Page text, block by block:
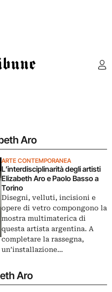
Aro
ARTE CONTEMPORANEA
L’interdisciplinarità degli artisti
Elizabeth Aro e Paolo Basso a
Torino
Disegni, velluti, incisioni e
opere di vetro compongono la
mostra multimaterica di
questa artista argentina. A
completare la rassegna,
un’installazione…
Aro